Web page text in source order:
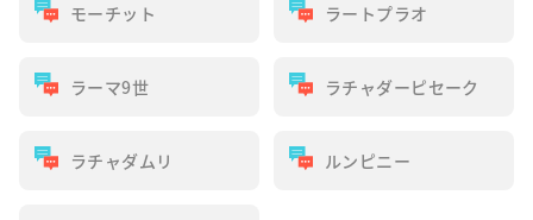
モーチット ラートプラオ
ラーマ9世 ラチャダーピセーク
ラチャダムリ ルンピニー